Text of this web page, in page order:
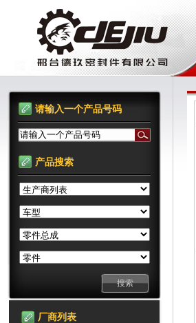
请输入一个产品号码
请输入一个产品号码
产品搜索
厂商列表